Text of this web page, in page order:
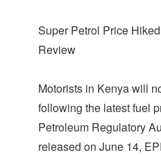
Super Petrol Price
Review
Motorists in Kenya will
following the latest fuel
Petroleum Regulatory
released on June 14,